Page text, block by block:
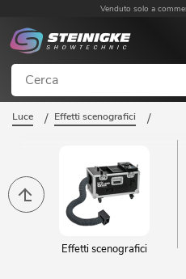
Venduto solo a
Luce / Effetti scenografici /
Effetti scenografici